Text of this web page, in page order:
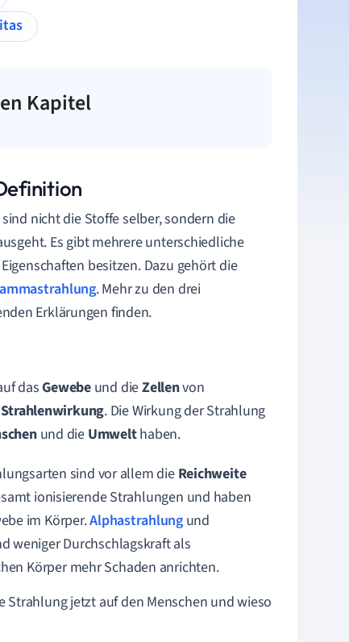
Kapitel
nicht die Stoffe selber, sondern die
Es gibt mehrere unterschiedliche
besitzen. Dazu gehört die
. Mehr zu den drei
Erklärungen finden.
dasGewebeund dieZellenvon
Strahlenwirkung. Die Wirkung der Strahlung
und die Umwelthaben.
sind vor allem die Reichweite
ionisierende Strahlungen und haben
im Körper.Alphastrahlungund
weniger Durchschlagskraft als
Körper mehr Schaden anrichten.
Strahlung jetzt auf den Menschen und wieso